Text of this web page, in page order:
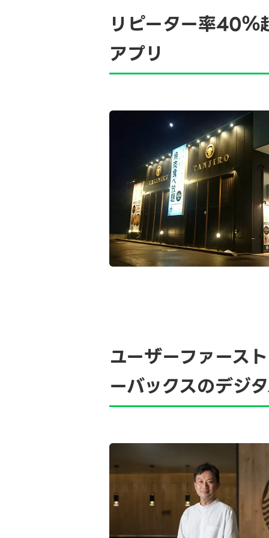
リピーター率40
アプリ
ユーザーファース
ーバックスのデジ